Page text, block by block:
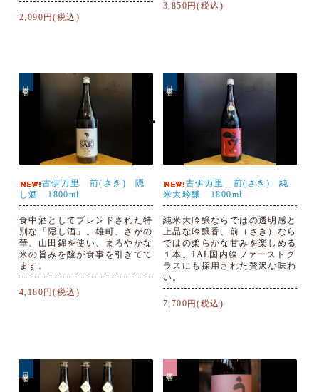
2,090円(税込)
3,850円(税込)
古伊万里 前(さき) 隠
し酒 1800ml
食中酒としてブレンドされた特
別な「隠し酒」。雄町、さがの
華、山田錦を使い、まろやかな
米の旨みを酸が食事を引きてて
ます。
4,180円(税込)
古伊万里 前(さき) 純
米大吟醸 1800ml
純米大吟醸ならではの透明感と
上品な吟醸香、前（さき）なら
ではの柔らかな甘みを楽しめる
１本。JAL国内線ファーストク
ラスにも採用された贅沢な味わ
い。
7,700円(税込)